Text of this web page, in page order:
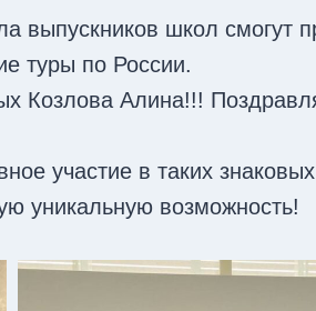
выпускников школ смогут
туры по России.
Козлова Алина!!!
участие в таких
уникальную возможность!